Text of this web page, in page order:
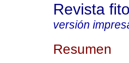
Revista
versión
Resumen